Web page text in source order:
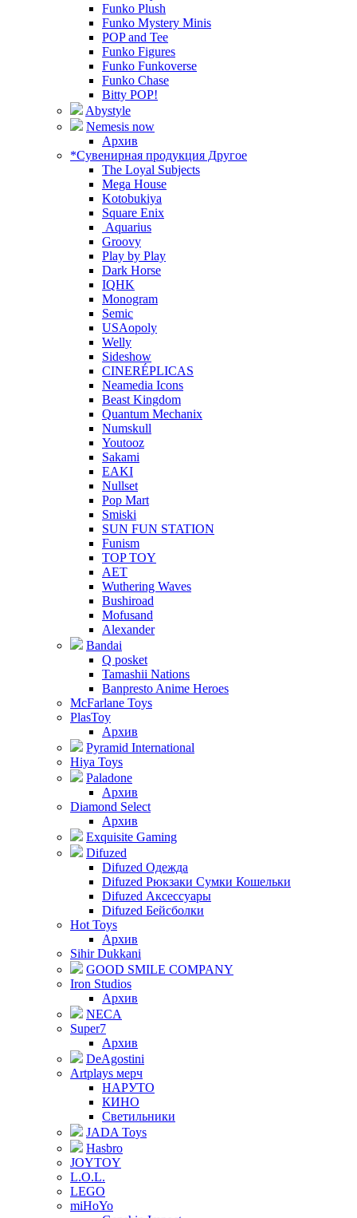
Funko Plush
Funko Mystery Minis
POP and Tee
Funko Figures
Funko Funkoverse
Funko Chase
Bitty POP!
Abystyle
Nemesis now
Архив
*Сувенирная продукция Другое
The Loyal Subjects
Mega House
Kotobukiya
Square Enix
Aquarius
Groovy
Play by Play
Dark Horse
IQHK
Monogram
Semic
USAopoly
Welly
Sideshow
CINERÉPLICAS
Neamedia Icons
Beast Kingdom
Quantum Mechanix
Numskull
Youtooz
Sakami
EAKI
Nullset
Pop Mart
Smiski
SUN FUN STATION
Funism
TOP TOY
AET
Wuthering Waves
Bushiroad
Mofusand
Alexander
Bandai
Q posket
Tamashii Nations
Banpresto Anime Heroes
McFarlane Toys
PlasToy
Архив
Pyramid International
Hiya Toys
Paladone
Архив
Diamond Select
Архив
Exquisite Gaming
Difuzed
Difuzed Одежда
Difuzed Рюкзаки Сумки Кошельки
Difuzed Аксессуары
Difuzed Бейсболки
Hot Toys
Архив
Sihir Dukkani
GOOD SMILE COMPANY
Iron Studios
Архив
NECA
Super7
Архив
DeAgostini
Artplays мерч
НАРУТО
КИНО
Светильники
JADA Toys
Hasbro
JOYTOY
L.O.L.
LEGO
miHoYo